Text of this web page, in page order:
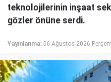
teknolojilerinin inşaat
gözler önüne serdi.
Yayınlanma: 06 Ağustos 2026